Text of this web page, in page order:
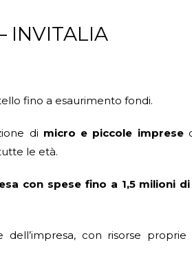
INVITALIA
fino a esaurimento fondi.
di micro e piccole imprese
le età.
con spese fino a 1,5 milioni
con risorse